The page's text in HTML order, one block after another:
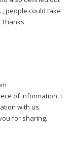
people could take
of information. I
with us.
for sharing.